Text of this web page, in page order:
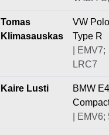
Tomas
Klimasauskas
VW Polo
Type R
| EMV7;
LRC7
Kaire Lusti
BMW
| EMV6;